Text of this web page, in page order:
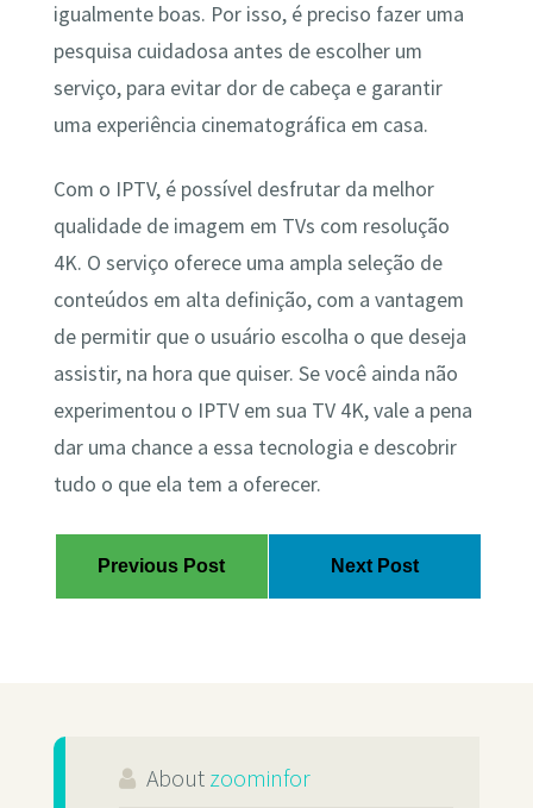
igualmente boas. Por isso, é preciso fazer uma
pesquisa cuidadosa antes de escolher um
serviço, para evitar dor de cabeça e garantir
uma experiência cinematográfica em casa.
Com o IPTV, é possível desfrutar da melhor
qualidade de imagem em TVs com resolução
4K. O serviço oferece uma ampla seleção de
conteúdos em alta definição, com a vantagem
de permitir que o usuário escolha o que deseja
assistir, na hora que quiser. Se você ainda não
experimentou o IPTV em sua TV 4K, vale a pena
dar uma chance a essa tecnologia e descobrir
tudo o que ela tem a oferecer.
Previous Post Next Post
About zoominfor